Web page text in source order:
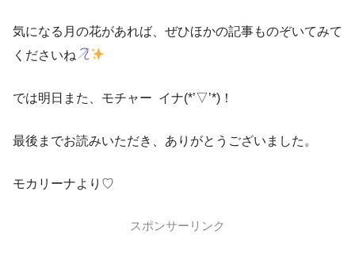
気になる月の花があれば、ぜひほかの記事ものぞいてみて
くださいね
では明日また、モチャー イナ(*’▽’*)！
最後までお読みいただき、ありがとうございました。
モカリーナより♡
スポンサーリンク